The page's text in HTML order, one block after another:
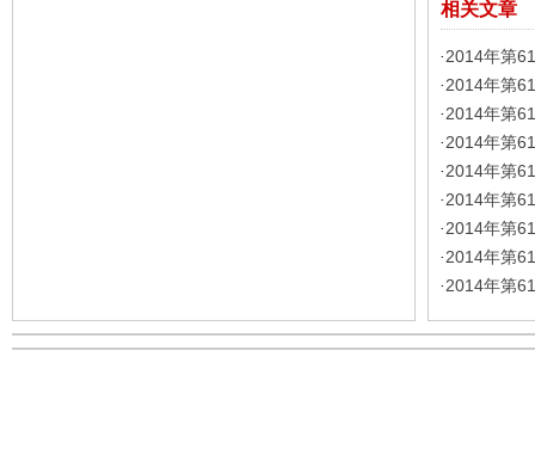
相关文章
· 2014年第
· 2014年第
· 2014年第
· 2014年第
· 2014年第
· 2014年第
· 2014年第
· 2014年第
· 2014年第